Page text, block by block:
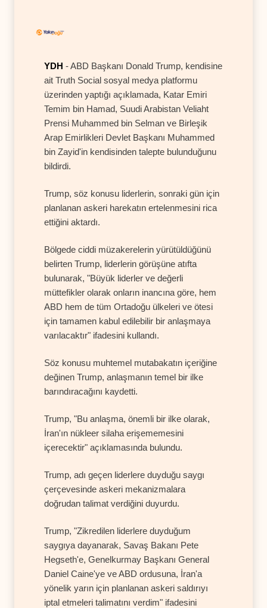
YDH - ABD Başkanı Donald Trump, kendisine
ait Truth Social sosyal medya platformu
üzerinden yaptığı açıklamada, Katar Emiri
Temim bin Hamad, Suudi Arabistan Veliaht
Prensi Muhammed bin Selman ve Birleşik
Arap Emirlikleri Devlet Başkanı Muhammed
bin Zayid'in kendisinden talepte bulunduğunu
bildirdi.
Trump, söz konusu liderlerin, sonraki gün için
planlanan askeri harekatın ertelenmesini rica
ettiğini aktardı.
Bölgede ciddi müzakerelerin yürütüldüğünü
belirten Trump, liderlerin görüşüne atıfta
bulunarak, "Büyük liderler ve değerli
müttefikler olarak onların inancına göre, hem
ABD hem de tüm Ortadoğu ülkeleri ve ötesi
için tamamen kabul edilebilir bir anlaşmaya
varılacaktır" ifadesini kullandı.
Söz konusu muhtemel mutabakatın içeriğine
değinen Trump, anlaşmanın temel bir ilke
barındıracağını kaydetti.
Trump, "Bu anlaşma, önemli bir ilke olarak,
İran'ın nükleer silaha erişememesini
içerecektir" açıklamasında bulundu.
Trump, adı geçen liderlere duyduğu saygı
çerçevesinde askeri mekanizmalara
doğrudan talimat verdiğini duyurdu.
Trump, "Zikredilen liderlere duyduğum
saygıya dayanarak, Savaş Bakanı Pete
Hegseth'e, Genelkurmay Başkanı General
Daniel Caine'ye ve ABD ordusuna, İran'a
yönelik yarın için planlanan askeri saldırıyı
iptal etmeleri talimatını verdim" ifadesini